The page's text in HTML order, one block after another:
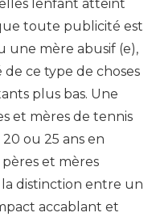
lenfant atteint
toute publicité est
une mère abusif (e),
ce type de choses
plus bas. Une
et mères de tennis
ou 25 ans en
et mères
distinction entre un
accablant et